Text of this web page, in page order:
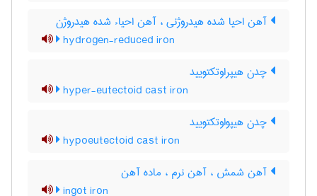
آهن احیا شده هیدروژنی ، آهن احیاء شده هیدروژن
hydrogen-reduced iron
چدن هیپراوتکتویید
hyper-eutectoid cast iron
چدن هیپواوتکتویید
hypoeutectoid cast iron
آهن شمش ، آهن نرم ، ماده آهن
ingot iron